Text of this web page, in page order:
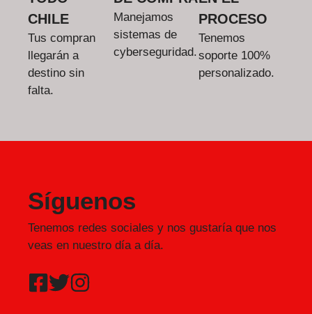
CHILE
Tus compran
llegarán a
destino sin
falta.
Manejamos
sistemas de
cyberseguridad.
PROCESO
Tenemos
soporte 100%
personalizado.
Síguenos
Tenemos redes sociales y nos gustaría que nos
veas en nuestro día a día.